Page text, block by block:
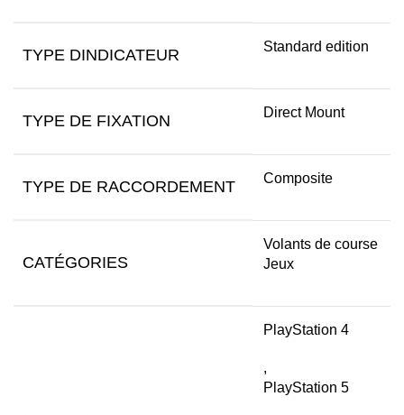
TYPE DINDICATEUR Standard edition
TYPE DE FIXATION Direct Mount
TYPE DE RACCORDEMENT Composite
CATÉGORIES
Volants de course
Jeux
PlayStation 4
,
PlayStation 5